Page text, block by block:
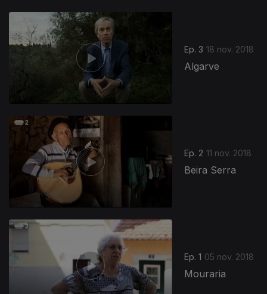
Ep. 3 18 nov. 2018
Algarve
Ep. 2 11 nov. 2018
Beira Serra
Ep. 1 05 nov. 2018
Mouraria